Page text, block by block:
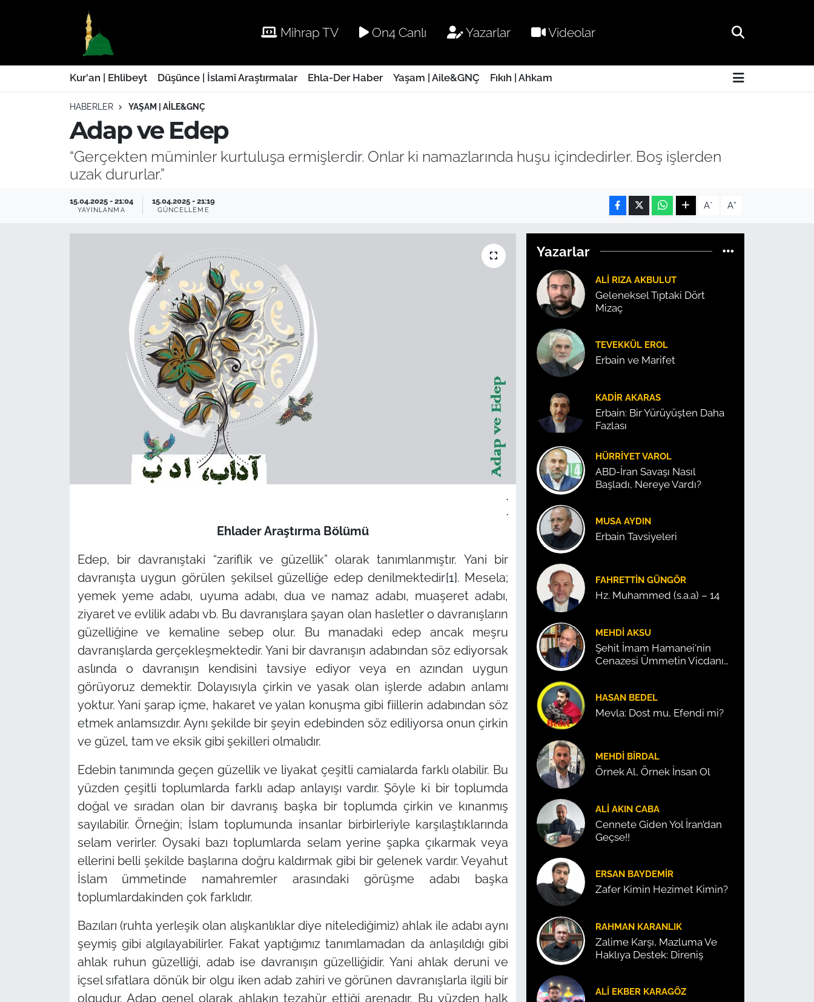
Mihrap TV On4 Canlı Yazarlar Videolar
Kur'an | Ehlibeyt Düşünce | İslamî Araştırmalar Ehla-Der Haber Yaşam | Aile&GNÇ Fıkıh | Ahkam
HABERLER YAŞAM | AILE&GNÇ
Adap ve Edep
“Gerçekten müminler kurtuluşa ermişlerdir. Onlar ki namazlarında huşu içindedirler. Boş işlerden
uzak dururlar.”
15.04.2025 - 21:04
YAYINLANMA
15.04.2025 - 21:19
GÜNCELLEME A- A+
.
.
Ehlader Araştırma Bölümü
Edep, bir davranıştaki “zariflik ve güzellik” olarak tanımlanmıştır. Yani bir
davranışta uygun görülen şekilsel güzelliğe edep denilmektedir[1]. Mesela;
yemek yeme adabı, uyuma adabı, dua ve namaz adabı, muaşeret adabı,
ziyaret ve evlilik adabı vb. Bu davranışlara şayan olan hasletler o davranışların
güzelliğine ve kemaline sebep olur. Bu manadaki edep ancak meşru
davranışlarda gerçekleşmektedir. Yani bir davranışın adabından söz ediyorsak
aslında o davranışın kendisini tavsiye ediyor veya en azından uygun
görüyoruz demektir. Dolayısıyla çirkin ve yasak olan işlerde adabın anlamı
yoktur. Yani şarap içme, hakaret ve yalan konuşma gibi fiillerin adabından söz
etmek anlamsızdır. Aynı şekilde bir şeyin edebinden söz ediliyorsa onun çirkin
ve güzel, tam ve eksik gibi şekilleri olmalıdır.
Edebin tanımında geçen güzellik ve liyakat çeşitli camialarda farklı olabilir. Bu
yüzden çeşitli toplumlarda farklı adap anlayışı vardır. Şöyle ki bir toplumda
doğal ve sıradan olan bir davranış başka bir toplumda çirkin ve kınanmış
sayılabilir. Örneğin; İslam toplumunda insanlar birbirleriyle karşılaştıklarında
selam verirler. Oysaki bazı toplumlarda selam yerine şapka çıkarmak veya
ellerini belli şekilde başlarına doğru kaldırmak gibi bir gelenek vardır. Veyahut
İslam ümmetinde namahremler arasındaki görüşme adabı başka
toplumlardakinden çok farklıdır.
Bazıları (ruhta yerleşik olan alışkanlıklar diye nitelediğimiz) ahlak ile adabı aynı
şeymiş gibi algılayabilirler. Fakat yaptığımız tanımlamadan da anlaşıldığı gibi
ahlak ruhun güzelliği, adab ise davranışın güzelliğidir. Yani ahlak deruni ve
içsel sıfatlara dönük bir olgu iken adab zahiri ve görünen davranışlarla ilgili bir
olgudur. Adap genel olarak ahlakın tezahür ettiği arenadır. Bu yüzden halk
Yazarlar
ALI RIZA AKBULUT
Geleneksel Tıptaki Dört
Mizaç
TEVEKKÜL EROL
Erbain ve Marifet
KADIR AKARAS
Erbain: Bir Yürüyüşten Daha
Fazlası
HÜRRIYET VAROL
ABD-İran Savaşı Nasıl
Başladı, Nereye Vardı?
MUSA AYDIN
Erbain Tavsiyeleri
FAHRETTIN GÜNGÖR
Hz. Muhammed (s.a.a) – 14
MEHDI AKSU
Şehit İmam Hamanei'nin
Cenazesi Ümmetin Vicdanını
HASAN BEDEL
Mevla: Dost mu, Efendi mi?
MEHDI BIRDAL
Örnek Al, Örnek İnsan Ol
ALI AKIN CABA
Cennete Giden Yol İran’dan
Geçse!!
ERSAN BAYDEMIR
Zafer Kimin Hezimet Kimin?
RAHMAN KARANLIK
Zalime Karşı, Mazluma Ve
Haklıya Destek: Direniş
ALI EKBER KARAGÖZ
Kur'an | Ehlibeyt
Düşünce | İslamî Araştırmalar
Ehla-Der Haber
Yaşam | Aile&GNÇ
Fıkıh | Ahkam
Nöbetçi Eczaneler
Hava Durumu
Trafik Durumu
Süper Lig Puan Durumu ve Fikstür
Tüm Manşetler
Son Dakika Haberleri
Haber Arşivi